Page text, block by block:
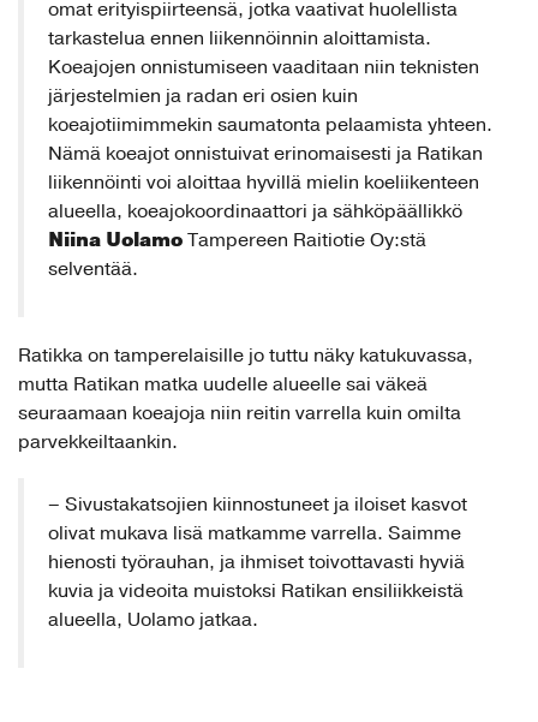
tarkastelua ennen liikennöinnin aloittamista.
Koeajojen onnistumiseen vaaditaan niin teknisten
järjestelmien ja radan eri osien kuin
koeajotiimimmekin saumatonta pelaamista yhteen.
Nämä koeajot onnistuivat erinomaisesti ja Ratikan
liikennöinti voi aloittaa hyvillä mielin koeliikenteen
alueella, koeajokoordinaattori ja sähköpäällikkö
Niina UolamoTampereen Raitiotie Oy:stä
selventää.
mutta Ratikan matka uudelle alueelle sai väkeä
seuraamaan koeajoja niin reitin varrella kuin omilta
parvekkeiltaankin.
olivat mukava lisä matkamme varrella. Saimme
hienosti työrauhan, ja ihmiset toivottavasti hyviä
kuvia ja videoita muistoksi Ratikan ensiliikkeistä
alueella, Uolamo jatkaa.